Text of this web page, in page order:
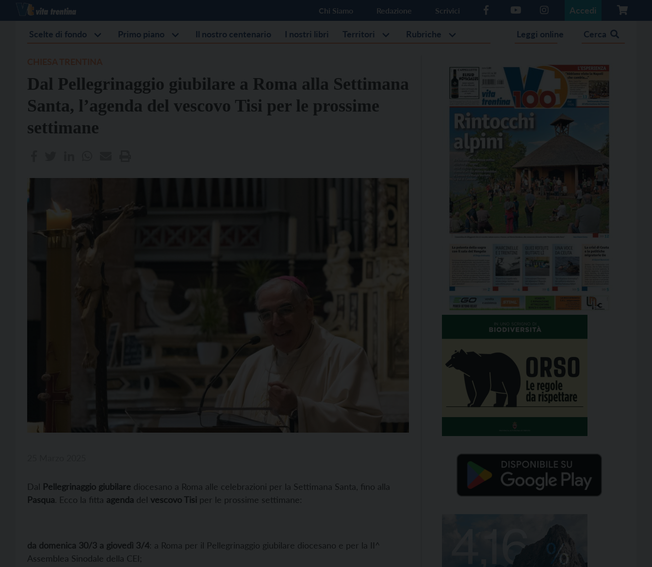
Chi Siamo Redazione Scrivici Accedi
Scelte di fondo Primo piano Il nostro centenario I nostri libri Territori Rubriche Leggi online Cerca
Dal Pellegrinaggio giubilare a Roma alla Settimana
Santa, l’agenda del vescovo Tisi per le prossime
settimane
Dal Pellegrinaggio giubilare diocesano a Roma alle celebrazioni per la Settimana Santa, fino alla
Pasqua. Ecco la fitta agenda del vescovo Tisi per le prossime settimane:
da domenica 30/3 a giovedì 3/4: a Roma per il Pellegrinaggio giubilare diocesano e per la II^
Assemblea Sinodale della CEI;